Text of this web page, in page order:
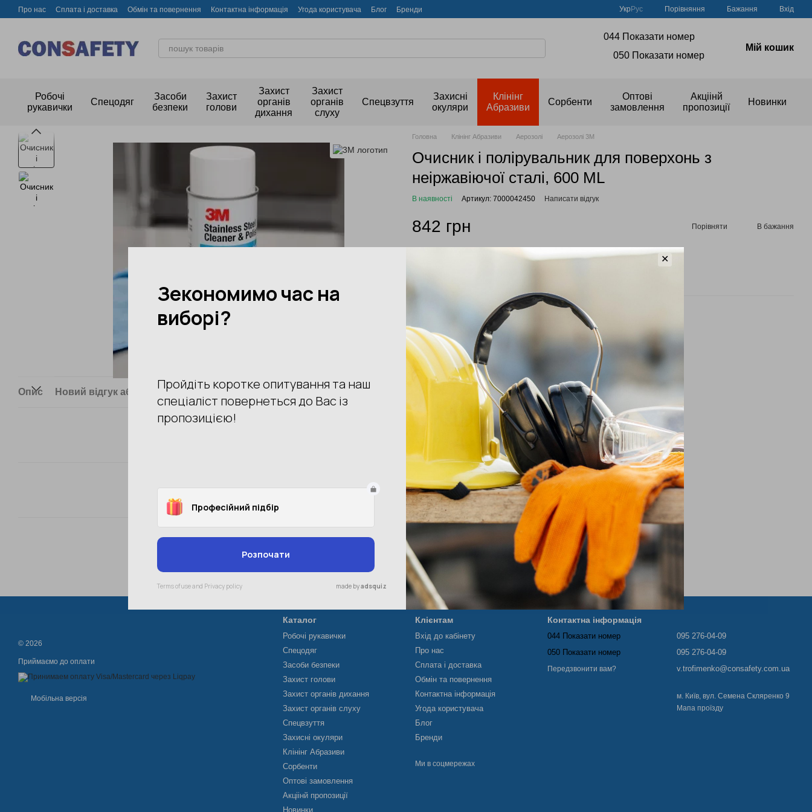
Перейти до основного контенту
Про нас Сплата і доставка Обмін та повернення Контактна інформація Угода користувача Блог Бренди Укр Рус Порівняння Бажання Вхід
044 Показати номер
050 Показати номер
Мій кошик
Робочі
рукавички
Спецодяг
Засоби
безпеки
Захист
голови
Захист
органів
дихання
Захист
органів
слуху
Спецвзуття
Захисні
окуляри
Клінінг
Абразиви
Сорбенти
Оптові
замовлення
Акціінй
пропозиції
Новинки
Опис Новий відгук або коментар
Головна Клінінг Абразиви Аерозолі Аерозолі 3M
Очисник і полірувальник для поверхонь з
неіржавіючої сталі, 600 ML
В наявності Артикул: 7000042450 Написати відгук
842 грн Порівняти В бажання
для відображення накопичувальної знижки
Оплата Повернення
© 2026
Приймаємо до оплати
Мобільна версія
Каталог
Робочі рукавички
Спецодяг
Засоби безпеки
Захист голови
Захист органів дихання
Захист органів слуху
Спецвзуття
Захисні окуляри
Клінінг Абразиви
Сорбенти
Оптові замовлення
Акціінй пропозиції
Новинки
Клієнтам
Вхід до кабінету
Про нас
Сплата і доставка
Обмін та повернення
Контактна інформація
Угода користувача
Блог
Бренди
Ми в соцмережах
Контактна інформація
044 Показати номер
050 Показати номер
Передзвонити вам?
095 276-04-09
095 276-04-09
v.trofimenko@consafety.com.ua
м. Київ, вул. Семена Скляренко 9
Мапа проїзду
✕